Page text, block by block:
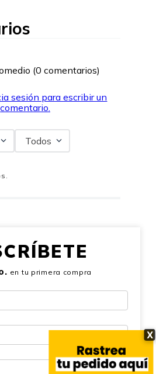
X
(0 comentarios)
sesión para escribir un
comentario.
Todos
en tu primera compra